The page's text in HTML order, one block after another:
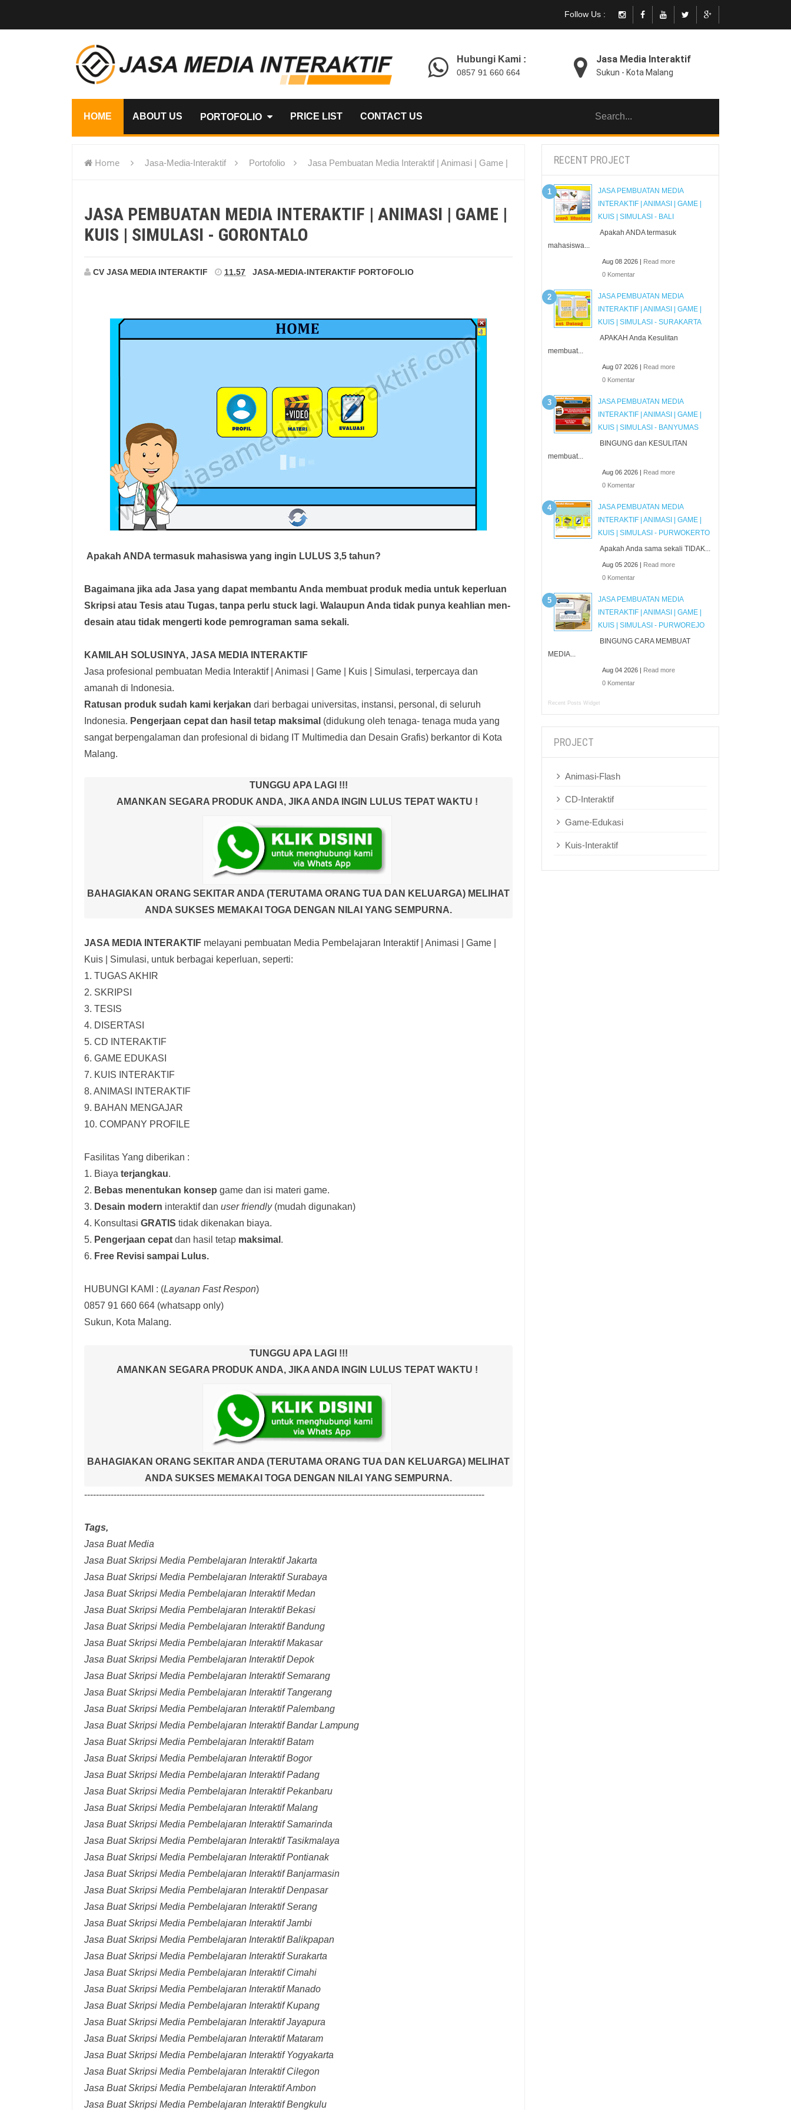
Follow Us :
Hubungi Kami :
0857 91 660 664
Jasa Media Interaktif
Sukun - Kota Malang
HOME ABOUT US PORTOFOLIO PRICE LIST CONTACT US
Home Jasa-Media-Interaktif Portofolio Jasa Pembuatan Media Interaktif | Animasi | Game |
JASA PEMBUATAN MEDIA INTERAKTIF | ANIMASI | GAME |
KUIS | SIMULASI - GORONTALO
CV JASA MEDIA INTERAKTIF 11.57 JASA-MEDIA-INTERAKTIF PORTOFOLIO
Apakah ANDA termasuk mahasiswa yang ingin LULUS 3,5 tahun?
Bagaimana jika ada Jasa yang dapat membantu Anda membuat produk media untuk keperluan
Skripsi atau Tesis atau Tugas, tanpa perlu stuck lagi. Walaupun Anda tidak punya keahlian men-
desain atau tidak mengerti kode pemrograman sama sekali.
KAMILAH SOLUSINYA, JASA MEDIA INTERAKTIF
Jasa profesional pembuatan Media Interaktif | Animasi | Game | Kuis | Simulasi, terpercaya dan
amanah di Indonesia.
Ratusan produk sudah kami kerjakan dari berbagai universitas, instansi, personal, di seluruh
Indonesia. Pengerjaan cepat dan hasil tetap maksimal (didukung oleh tenaga- tenaga muda yang
sangat berpengalaman dan profesional di bidang IT Multimedia dan Desain Grafis) berkantor di Kota
Malang.
TUNGGU APA LAGI !!!
AMANKAN SEGARA PRODUK ANDA, JIKA ANDA INGIN LULUS TEPAT WAKTU !
BAHAGIAKAN ORANG SEKITAR ANDA (TERUTAMA ORANG TUA DAN KELUARGA) MELIHAT
ANDA SUKSES MEMAKAI TOGA DENGAN NILAI YANG SEMPURNA.
JASA MEDIA INTERAKTIF melayani pembuatan Media Pembelajaran Interaktif| Animasi | Game |
Kuis | Simulasi, untuk berbagai keperluan, seperti:
1. TUGAS AKHIR
2. SKRIPSI
3. TESIS
4. DISERTASI
5. CD INTERAKTIF
6. GAME EDUKASI
7. KUIS INTERAKTIF
8. ANIMASI INTERAKTIF
9. BAHAN MENGAJAR
10. COMPANY PROFILE
Fasilitas Yang diberikan :
1. Biaya terjangkau.
2. Bebas menentukan konsep game dan isi materi game.
3. Desain modern interaktif dan user friendly(mudah digunakan)
4. Konsultasi GRATIS tidak dikenakan biaya.
5. Pengerjaan cepat dan hasil tetap maksimal .
6. Free Revisi sampai Lulus.
HUBUNGI KAMI : (Layanan Fast Respon)
0857 91 660 664 (whatsapp only)
Sukun, Kota Malang.
TUNGGU APA LAGI !!!
AMANKAN SEGARA PRODUK ANDA, JIKA ANDA INGIN LULUS TEPAT WAKTU !
BAHAGIAKAN ORANG SEKITAR ANDA (TERUTAMA ORANG TUA DAN KELUARGA) MELIHAT
ANDA SUKSES MEMAKAI TOGA DENGAN NILAI YANG SEMPURNA.
----------------------------------------------------------------------------------------------------------------------------------------
Tags,
Jasa Buat Media
Jasa Buat Skripsi Media Pembelajaran Interaktif Jakarta
Jasa Buat Skripsi Media Pembelajaran Interaktif Surabaya
Jasa Buat Skripsi Media Pembelajaran Interaktif Medan
Jasa Buat Skripsi Media Pembelajaran Interaktif Bekasi
Jasa Buat Skripsi Media Pembelajaran Interaktif Bandung
Jasa Buat Skripsi Media Pembelajaran Interaktif Makasar
Jasa Buat Skripsi Media Pembelajaran Interaktif Depok
Jasa Buat Skripsi Media Pembelajaran Interaktif Semarang
Jasa Buat Skripsi Media Pembelajaran Interaktif Tangerang
Jasa Buat Skripsi Media Pembelajaran Interaktif Palembang
Jasa Buat Skripsi Media Pembelajaran Interaktif Bandar Lampung
Jasa Buat Skripsi Media Pembelajaran Interaktif Batam
Jasa Buat Skripsi Media Pembelajaran Interaktif Bogor
Jasa Buat Skripsi Media Pembelajaran Interaktif Padang
Jasa Buat Skripsi Media Pembelajaran Interaktif Pekanbaru
Jasa Buat Skripsi Media Pembelajaran Interaktif Malang
Jasa Buat Skripsi Media Pembelajaran Interaktif Samarinda
Jasa Buat Skripsi Media Pembelajaran Interaktif Tasikmalaya
Jasa Buat Skripsi Media Pembelajaran Interaktif Pontianak
Jasa Buat Skripsi Media Pembelajaran Interaktif Banjarmasin
Jasa Buat Skripsi Media Pembelajaran Interaktif Denpasar
Jasa Buat Skripsi Media Pembelajaran Interaktif Serang
Jasa Buat Skripsi Media Pembelajaran Interaktif Jambi
Jasa Buat Skripsi Media Pembelajaran Interaktif Balikpapan
Jasa Buat Skripsi Media Pembelajaran Interaktif Surakarta
Jasa Buat Skripsi Media Pembelajaran Interaktif Cimahi
Jasa Buat Skripsi Media Pembelajaran Interaktif Manado
Jasa Buat Skripsi Media Pembelajaran Interaktif Kupang
Jasa Buat Skripsi Media Pembelajaran Interaktif Jayapura
Jasa Buat Skripsi Media Pembelajaran Interaktif Mataram
Jasa Buat Skripsi Media Pembelajaran Interaktif Yogyakarta
Jasa Buat Skripsi Media Pembelajaran Interaktif Cilegon
Jasa Buat Skripsi Media Pembelajaran Interaktif Ambon
Jasa Buat Skripsi Media Pembelajaran Interaktif Bengkulu
RECENT PROJECT
JASA PEMBUATAN MEDIA
INTERAKTIF | ANIMASI | GAME |
KUIS | SIMULASI - BALI
Apakah ANDA termasuk
mahasiswa...
Aug 08 2026 | Read more
0 Komentar
JASA PEMBUATAN MEDIA
INTERAKTIF | ANIMASI | GAME |
KUIS | SIMULASI - SURAKARTA
APAKAH Anda Kesulitan
membuat...
Aug 07 2026 | Read more
0 Komentar
JASA PEMBUATAN MEDIA
INTERAKTIF | ANIMASI | GAME |
KUIS | SIMULASI - BANYUMAS
BINGUNG dan KESULITAN
membuat...
Aug 06 2026 | Read more
0 Komentar
JASA PEMBUATAN MEDIA
INTERAKTIF | ANIMASI | GAME |
KUIS | SIMULASI - PURWOKERTO
Apakah Anda sama sekali TIDAK...
Aug 05 2026 | Read more
0 Komentar
JASA PEMBUATAN MEDIA
INTERAKTIF | ANIMASI | GAME |
KUIS | SIMULASI - PURWOREJO
BINGUNG CARA MEMBUAT
MEDIA...
Aug 04 2026 | Read more
0 Komentar
Recent Posts Widget
PROJECT
Animasi-Flash
CD-Interaktif
Game-Edukasi
Kuis-Interaktif